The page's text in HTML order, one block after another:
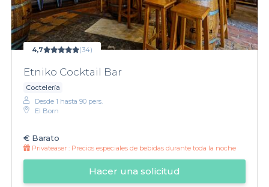
4,7 (34)
Etniko Cocktail Bar
Coctelería
Desde 1 hasta 90 pers.
El Born
€ Barato
Privateaser : Precios especiales de bebidas durante toda la noche
Hacer una solicitud